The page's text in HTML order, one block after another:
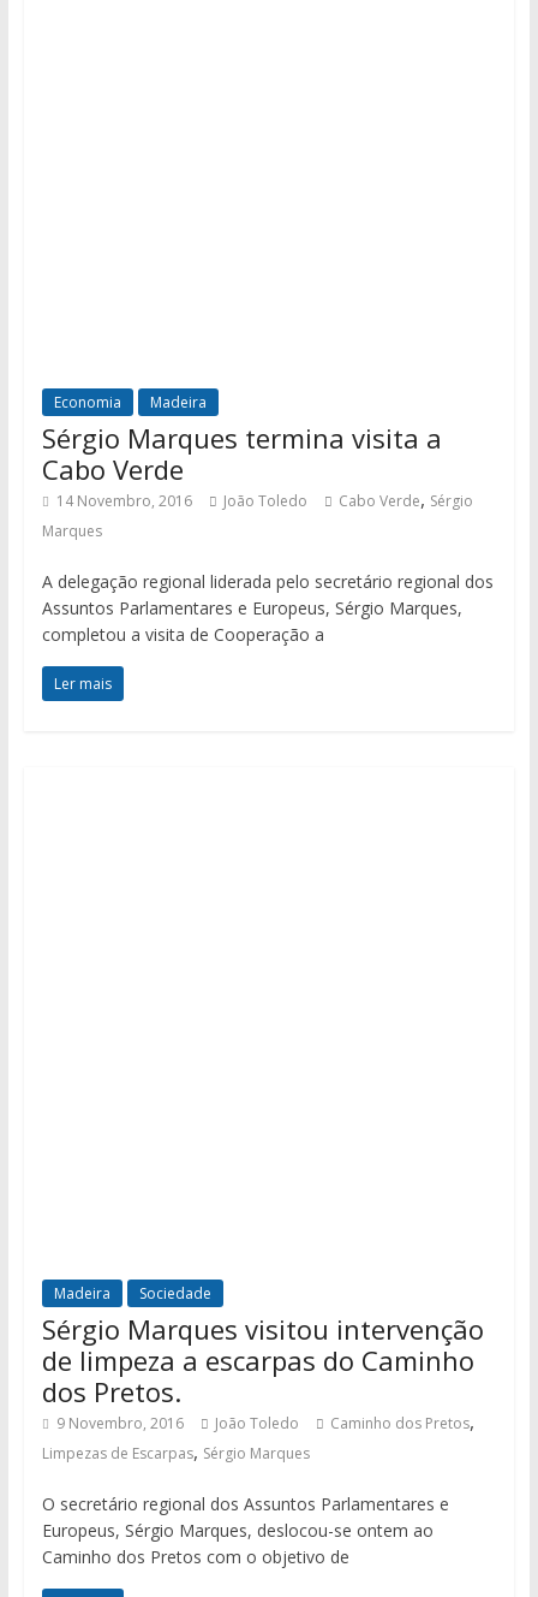
Economia Madeira
Sérgio Marques termina visita a
Cabo Verde
14 Novembro, 2016 João Toledo Cabo Verde, Sérgio
Marques
A delegação regional liderada pelo secretário regional dos
Assuntos Parlamentares e Europeus, Sérgio Marques,
completou a visita de Cooperação a
Ler mais
Madeira Sociedade
Sérgio Marques visitou intervenção
de limpeza a escarpas do Caminho
dos Pretos.
9 Novembro, 2016 João Toledo Caminho dos Pretos,
Limpezas de Escarpas, Sérgio Marques
O secretário regional dos Assuntos Parlamentares e
Europeus, Sérgio Marques, deslocou-se ontem ao
Caminho dos Pretos com o objetivo de